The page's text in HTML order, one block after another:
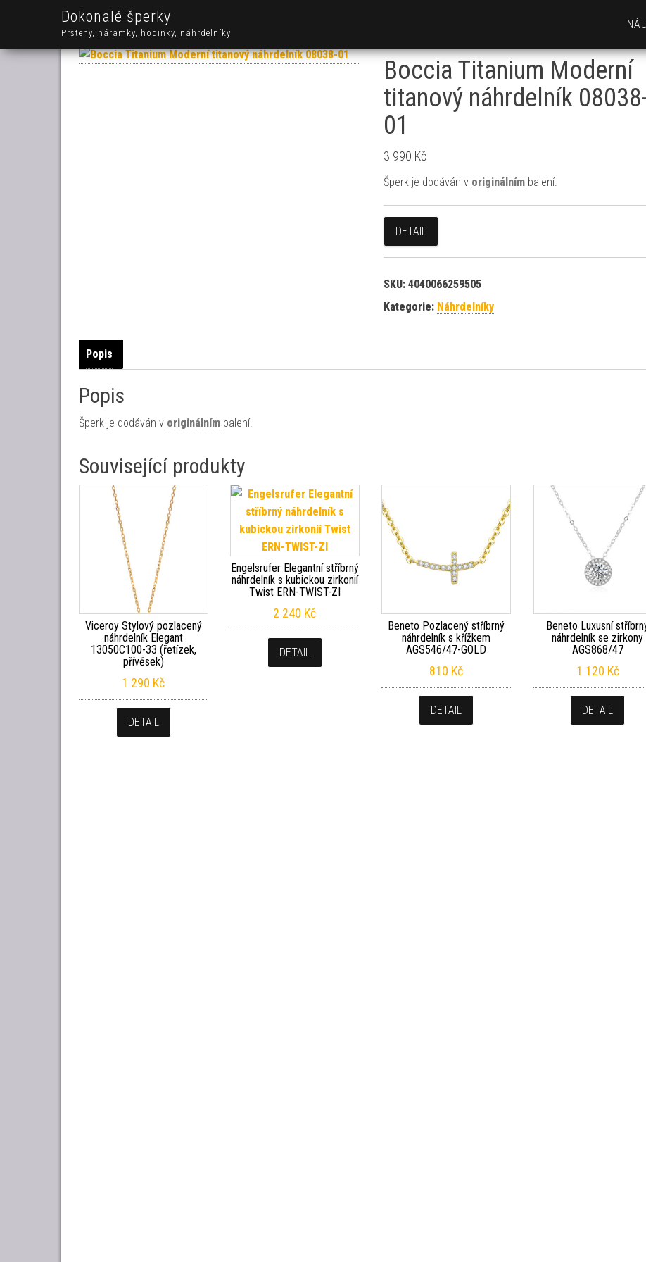
Dokonalé šperky
Prsteny, náramky, hodinky, náhrdelníky
Boccia Titanium Moderní
titanový náhrdelník
01
3 990 Kč
Šperk je dodáván v originálnímbalení.
DETAIL
SKU: 4040066259505
Kategorie: Náhrdelníky
Popis
Popis
Šperk je dodáván v originálním balení.
Související produkty
Viceroy Stylový pozlacený
náhrdelník Elegant
13050C100-33 (řetízek,
přívěsek)
1 290 Kč
DETAIL
Engelsrufer Elegantní stříbrný
náhrdelník s kubickou zirkonií
Twist ERN-TWIST-ZI
2 240 Kč
DETAIL
Beneto Pozlacený stříbrný
náhrdelník s křížkem
AGS546/47-GOLD
810 Kč
DETAIL
Beneto Luxusní
náhrdelník se zirkony
AGS868/47
1 120 Kč
DETAIL